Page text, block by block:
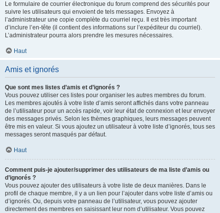
Le formulaire de courrier électronique du forum comprend des sécurités pour
suivre les utilisateurs qui envoient de tels messages. Envoyez à
l’administrateur une copie complète du courriel reçu. Il est très important
d’inclure l’en-tête (il contient des informations sur l’expéditeur du courriel).
L’administrateur pourra alors prendre les mesures nécessaires.
Haut
Amis et ignorés
Que sont mes listes d’amis et d’ignorés ?
Vous pouvez utiliser ces listes pour organiser les autres membres du forum.
Les membres ajoutés à votre liste d’amis seront affichés dans votre panneau
de l’utilisateur pour un accès rapide, voir leur état de connexion et leur envoyer
des messages privés. Selon les thèmes graphiques, leurs messages peuvent
être mis en valeur. Si vous ajoutez un utilisateur à votre liste d’ignorés, tous ses
messages seront masqués par défaut.
Haut
Comment puis-je ajouter/supprimer des utilisateurs de ma liste d’amis ou
d’ignorés ?
Vous pouvez ajouter des utilisateurs à votre liste de deux manières. Dans le
profil de chaque membre, il y a un lien pour l’ajouter dans votre liste d’amis ou
d’ignorés. Ou, depuis votre panneau de l’utilisateur, vous pouvez ajouter
directement des membres en saisissant leur nom d’utilisateur. Vous pouvez